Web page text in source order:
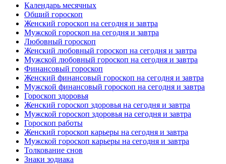
Календарь месячных
Общий гороскоп
Женский гороскоп на сегодня и завтра
Мужской гороскоп на сегодня и завтра
Любовный гороскоп
Женский любовный гороскоп на сегодня и завтра
Мужской любовный гороскоп на сегодня и завтра
Финансовый гороскоп
Женский финансовый гороскоп на сегодня и завтра
Мужской финансовый гороскоп на сегодня и завтра
Гороскоп здоровья
Женский гороскоп здоровья на сегодня и завтра
Мужской гороскоп здоровья на сегодня и завтра
Гороскоп работы
Женский гороскоп карьеры на сегодня и завтра
Мужской гороскоп карьеры на сегодня и завтра
Толкование снов
Знаки зодиака